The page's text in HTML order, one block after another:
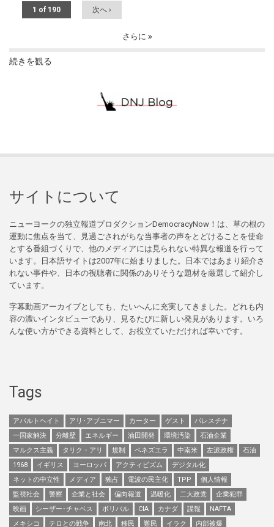
1 of 190 次へ ›
さらに
続きを観る
サイトについて
ニューヨークの独立報道プロダクションDemocracyNow！は、草の根の
運動に焦点を当て、見過ごされがちな当事者の声をとどけることを使命
とする番組づくりで、他のメディアには見られない特異な報道を行って
います。日本語サイトは2007年に始まりました。日本ではあまり紹介さ
れない事件や、日本の視聴者に関係のありそうな題材を厳選して紹介し
ています。
字幕動画アーカイブとしても、たいへんに充実してきました。どれも内
容の濃いインタビューであり、見るたびに新しい発見があります。いろ
んな使い方ができる資料として、お役立ていただければ幸いです。
Tags
アパルトヘイト アリ･アブニマー カーター ゲスト
パレスチナ
一国家解決
分離壁 エネルギー 油田開発 環境汚染
石油企業
マルクス主義
タリク・アリ 規制 ベネズエラ 中南米 左派政権
石油
1968
イギリス ヨーロッパ アクティビズム
デジタル化
ネットの中立性
メディア 独占 電波の民主化 TPP
個人情報
監視社会
警察 企業と社会 偏向報道 温暖化 二大政党
企業犯罪
映画
シーザー･チャベス ボリバル CIA カナダ 諜報
NAFTA
メキシコ
テロとの戦争 南北 移民 難民 イラク 内部被爆